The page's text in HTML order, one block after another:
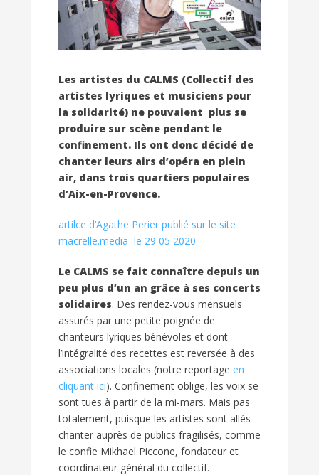
Les artistes du CALMS (Collectif des
artistes lyriques et musiciens pour
la solidarité) ne pouvaient plus se
produire sur scène pendant le
confinement. Ils ont donc décidé de
chanter leurs airs d’opéra en plein
air, dans trois quartiers populaires
d’Aix-en-Provence.
artilce d’Agathe Perier publié sur le site
macrelle.media le 29 05 2020
Le CALMS se fait connaître depuis un
peu plus d’un an grâce à ses concerts
solidaires. Des rendez-vous mensuels
assurés par une petite poignée de
chanteurs lyriques bénévoles et dont
l’intégralité des recettes est reversée à des
associations locales (notre reportage en
cliquant ici). Confinement oblige, les voix se
sont tues à partir de la mi-mars. Mais pas
totalement, puisque les artistes sont allés
chanter auprès de publics fragilisés, comme
le confie Mikhael Piccone, fondateur et
coordinateur général du collectif.